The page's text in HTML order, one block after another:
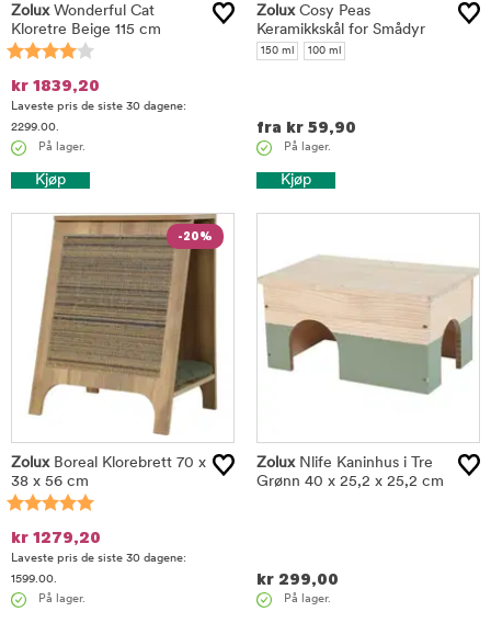
ZoluxWonderful Cat
Kloretre Beige 115 cm
kr 1839,20
Laveste pris de siste 30 dagene:
2299.00.
På lager.
Kjøp
ZoluxCosy Peas
Keramikkskål for Smådyr
150 ml 100 ml
fra kr 59,90
På lager.
Kjøp
-20%
ZoluxBoreal Klorebrett 70 x
38 x 56 cm
kr 1279,20
Laveste pris de siste 30 dagene:
1599.00.
På lager.
ZoluxNlife Kaninhus i Tre
Grønn 40 x 25,2 x 25,2 cm
kr 299,00
På lager.